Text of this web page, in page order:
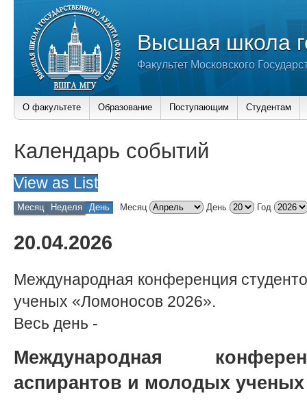
Высшая школа
Факультет Московского
О факультете Образование Поступающим Студентам
Календарь событий
View as List
Месяц Неделя День Месяц День Год
20.04.2026
Международная конференция
ученых «Ломоносов 2026».
Весь день -
Международная
аспирантов и молодых